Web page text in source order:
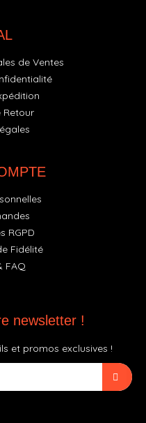
de Ventes
Retour
RGPD
Fidélité
FAQ
newsletter !
et promos exclusives !